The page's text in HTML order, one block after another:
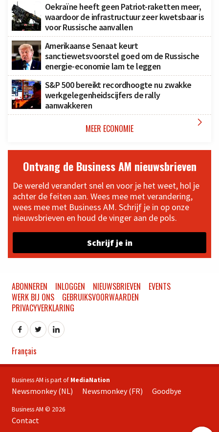
Oekraïne heeft geen Patriot-raketten meer,
waardoor de infrastructuur zeer kwetsbaar is
voor Russische aanvallen
Amerikaanse Senaat keurt
sanctiewetsvoorstel goed om de Russische
energie-economie lam te leggen
S&P 500 bereikt recordhoogte nu zwakke
werkgelegenheidscijfers de rally
aanwakkeren
MEER ECONOMIE 
Ontvang de Business AM nieuwsbrieven
De wereld verandert snel en voor je het weet, hol je
achter de feiten aan. Wees mee met verandering,
wees mee met Business AM. Schrijf je in op onze
nieuwsbrieven en houd de vinger aan de pols.
Schrijf je in
ABONNEREN INLOGGEN NIEUWSBRIEVEN
EVENTS
WERK BIJ ONS
GEBRUIKSVOORWAARDEN
PRIVACYVERKLARING
Français
Business AM is part of MediaNation
Newsmonkey (NL) Newsmonkey (FR) Goodbye
Business AM © 2026
Contact